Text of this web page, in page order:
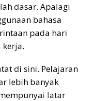
dasar. Apalagi
bahasa
pada hari
kerja.
di sini. Pelajaran
lebih banyak
latar